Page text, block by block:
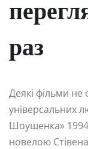
раз
Деякі фільми не
універсальних
Шоушенка»
новелою